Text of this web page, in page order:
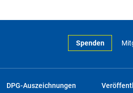
Spenden
DPG-Auszeichnungen